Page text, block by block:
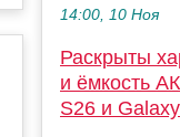
14:00, 10 Ноя
Раскрыты
и ёмкость
S26 и